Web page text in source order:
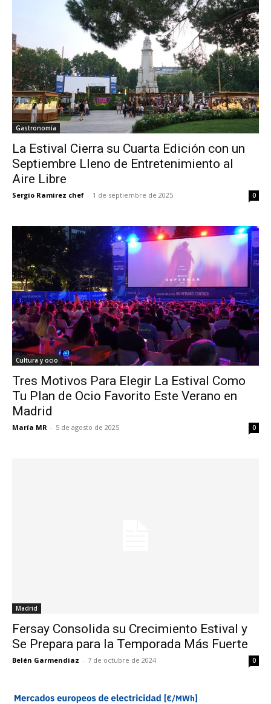
Gastronomía
La Estival Cierra su Cuarta Edición con un
Septiembre Lleno de Entretenimiento al
Aire Libre
Sergio Ramirez chef - 1 de septiembre de 2025 0
Cultura y ocio
Tres Motivos Para Elegir La Estival Como
Tu Plan de Ocio Favorito Este Verano en
Madrid
María MR - 5 de agosto de 2025 0
Madrid
Fersay Consolida su Crecimiento Estival y
Se Prepara para la Temporada Más Fuerte
Belén Garmendiaz - 7 de octubre de 2024 0